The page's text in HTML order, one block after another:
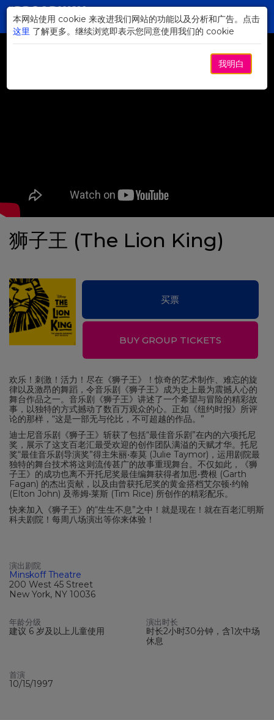
Skip
Main
Content
狮子王 (The Lion King)
买票
BUY GROUP TICKETS
欢乐！刺激！活力！尽在《狮子王》！惊奇的艺术制作、难忘的旋
律以及激昂的舞蹈，令音乐剧《狮子王》成为史上最为震撼人心的
舞台作品之一。音乐剧《狮子王》讲述了一个希望与冒险的精彩故
事，以独特的方式撼动了数百万观众的心。正如《纽约时报》所评
论的那样，“这是一部无与伦比，不可超越的作品。”
迪士尼音乐剧《狮子王》斩获了包括“最佳音乐剧”在内的六项托尼
奖，展示了这支百老汇最受欢迎的创作团队满溢的天赋才华。托尼
奖“最佳音乐剧导演奖”得主朱丽•泰莫 (Julie Taymor)，运用剧院最
独特的舞台技术将这则流传甚广的故事重现舞台。不仅如此，《狮
子王》的成功也离不开托尼奖最佳编舞获得者加思•费根 (Garth
Fagan) 的杰出贡献，以及由曾获托尼奖的黄金搭档艾尔顿•约翰
(Elton John) 及蒂姆•莱斯 (Tim Rice) 所创作的精彩配乐。
快来加入《狮子王》的“生生不息”之中！就是现在！就在百老汇明斯
科夫剧院！每周八场演出等你来体验！
演出剧院
Minskoff Theatre
200 West 45 Street
New York, NY 10036
年龄分级
建议 6 岁及以上儿童使用
演出时长
时长2小时30分钟，含1次中场
休息
首演
10/15/1997
本网站使用 cookie 来改进我们网站的功能以及分析和广告。点击
这里 了解更多。继续浏览即表示您同意使用我们的 cookie
我明白